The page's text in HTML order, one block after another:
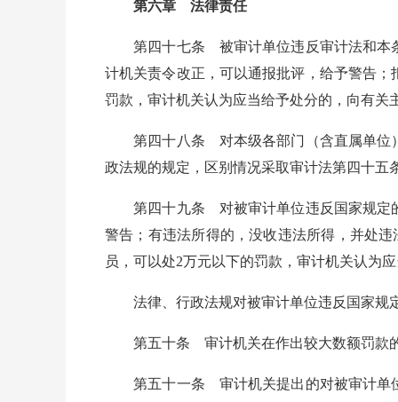
第六章 法律责任
第四十七条 被审计单位违反审计法和本条
计机关责令改正，可以通报批评，给予警告
罚款，审计机关认为应当给予处分的，向有
第四十八条 对本级各部门（含直属单位）
政法规的规定，区别情况采取审计法第四十五
第四十九条 对被审计单位违反国家规定的
警告；有违法所得的，没收违法所得，并处
员，可以处2万元以下的罚款，审计机关认为
法律、行政法规对被审计单位违反国家规
第五十条 审计机关在作出较大数额罚款的
第五十一条 审计机关提出的对被审计单位